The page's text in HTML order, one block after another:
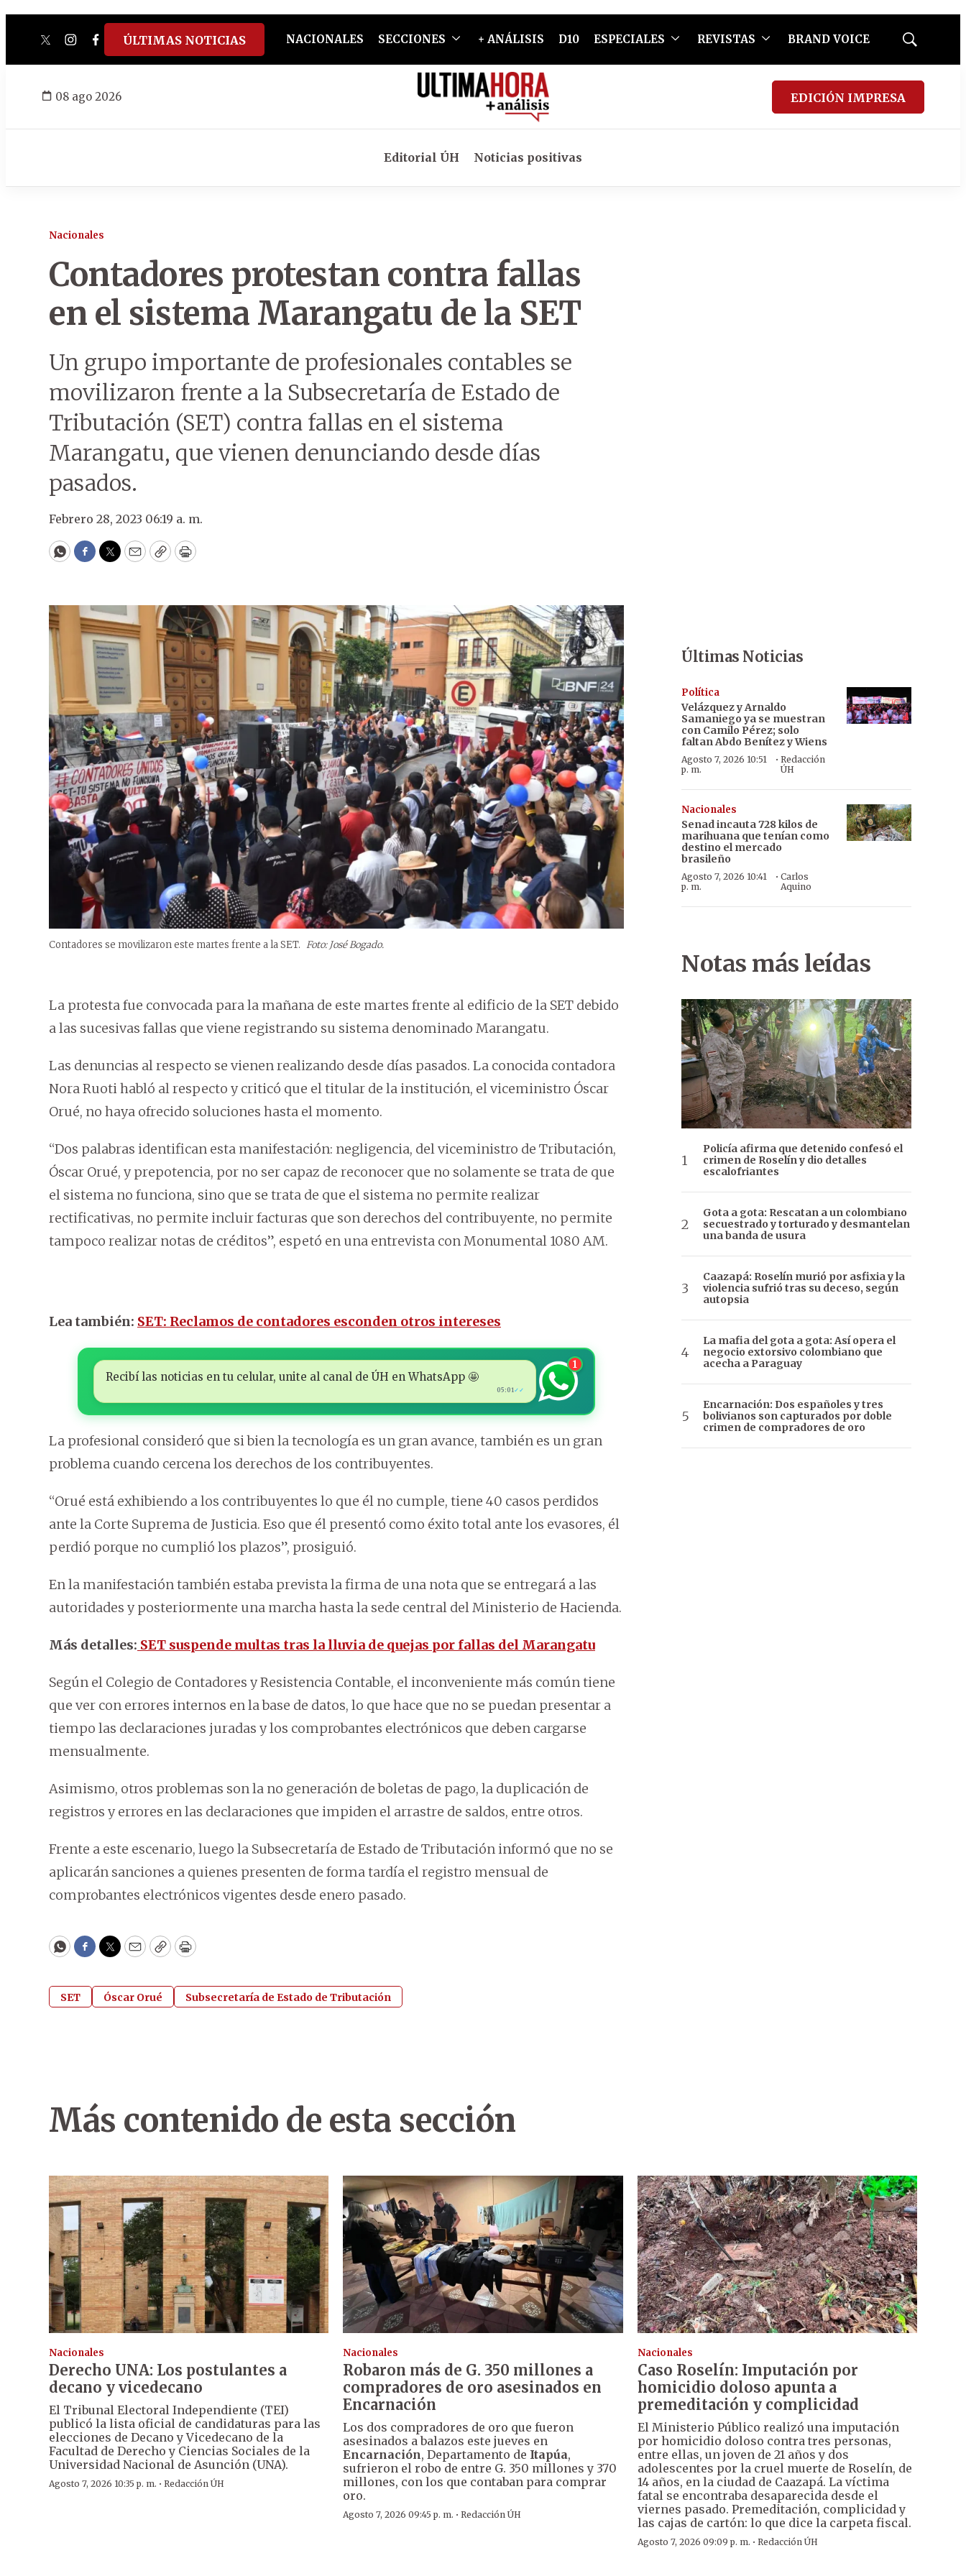
twitterinstagram
facebook
tiktokyoutube
spotify
ÚLTIMAS NOTICIAS NACIONALES SECCIONES + ANÁLISIS D10 ESPECIALES REVISTAS BRAND VOICE
Mostrar
08 ago 2026 EDICIÓN IMPRESA
Editorial ÚH Noticias positivas
Nacionales
Contadores protestan contra fallas
en el sistema Marangatu de la SET
Un grupo importante de profesionales contables se
movilizaron frente a la Subsecretaría de Estado de
Tributación (SET) contra fallas en el sistema
Marangatu, que vienen denunciando desde días
pasados.
Febrero 28, 2023 06:19 a. m.
WhatsApp
Facebook
Twitter
EmailCopyPrint
Contadores se movilizaron este martes frente a la SET. Foto: José Bogado.
La protesta fue convocada para la mañana de este martes frente al edificio de la SET debido
a las sucesivas fallas que viene registrando su sistema denominado Marangatu.
Las denuncias al respecto se vienen realizando desde días pasados. La conocida contadora
Nora Ruoti habló al respecto y criticó que el titular de la institución, el viceministro Óscar
Orué, no haya ofrecido soluciones hasta el momento.
“Dos palabras identifican esta manifestación: negligencia, del viceministro de Tributación,
Óscar Orué, y prepotencia, por no ser capaz de reconocer que no solamente se trata de que
el sistema no funciona, sino que se trata de que el sistema no permite realizar
rectificativas, no permite incluir facturas que son derechos del contribuyente, no permite
tampoco realizar notas de créditos”, espetó en una entrevista con Monumental 1080 AM.
Lea también: SET: Reclamos de contadores esconden otros intereses
Recibí las noticias en tu celular, unite al canal de ÚH en WhatsApp 🤩
05:01✓✓
1
La profesional consideró que si bien la tecnología es un gran avance, también es un gran
problema cuando cercena los derechos de los contribuyentes.
“Orué está exhibiendo a los contribuyentes lo que él no cumple, tiene 40 casos perdidos
ante la Corte Suprema de Justicia. Eso que él presentó como éxito total ante los evasores, él
perdió porque no cumplió los plazos”, prosiguió.
En la manifestación también estaba prevista la firma de una nota que se entregará a las
autoridades y posteriormente una marcha hasta la sede central del Ministerio de Hacienda.
Más detalles: SET suspende multas tras la lluvia de quejas por fallas del Marangatu
Según el Colegio de Contadores y Resistencia Contable, el inconveniente más común tiene
que ver con errores internos en la base de datos, lo que hace que no se puedan presentar a
tiempo las declaraciones juradas y los comprobantes electrónicos que deben cargarse
mensualmente.
Asimismo, otros problemas son la no generación de boletas de pago, la duplicación de
registros y errores en las declaraciones que impiden el arrastre de saldos, entre otros.
Frente a este escenario, luego la Subsecretaría de Estado de Tributación informó que no se
aplicarán sanciones a quienes presenten de forma tardía el registro mensual de
comprobantes electrónicos vigentes desde enero pasado.
WhatsApp
Facebook
Twitter
EmailCopyPrint
SET Óscar Orué Subsecretaría de Estado de Tributación
Últimas Noticias
Política
Velázquez y Arnaldo
Samaniego ya se muestran
con Camilo Pérez; solo
faltan Abdo Benítez y Wiens
Agosto 7, 2026 10:51
p. m.
·Redacción
ÚH
Nacionales
Senad incauta 728 kilos de
marihuana que tenían como
destino el mercado
brasileño
Agosto 7, 2026 10:41
p. m.
· Carlos
Aquino
Notas más leídas
Policía afirma que detenido confesó el
crimen de Roselín y dio detalles
escalofriantes
Gota a gota: Rescatan a un colombiano
secuestrado y torturado y desmantelan
una banda de usura
Caazapá: Roselín murió por asfixia y la
violencia sufrió tras su deceso, según
autopsia
La mafia del gota a gota: Así opera el
negocio extorsivo colombiano que
acecha a Paraguay
Encarnación: Dos españoles y tres
bolivianos son capturados por doble
crimen de compradores de oro
Más contenido de esta sección
Nacionales
Derecho UNA: Los postulantes a
decano y vicedecano
El Tribunal Electoral Independiente (TEI)
publicó la lista oficial de candidaturas para las
elecciones de Decano y Vicedecano de la
Facultad de Derecho y Ciencias Sociales de la
Universidad Nacional de Asunción (UNA).
Agosto 7, 2026 10:35 p. m. · Redacción ÚH
Nacionales
Robaron más de G. 350 millones a
compradores de oro asesinados en
Encarnación
Los dos compradores de oro que fueron
asesinados a balazos este jueves en
Encarnación, Departamento de Itapúa,
sufrieron el robo de entre G. 350 millones y 370
millones, con los que contaban para comprar
oro.
Agosto 7, 2026 09:45 p. m. ·Redacción ÚH
Nacionales
Caso Roselín: Imputación por
homicidio doloso apunta a
premeditación y complicidad
El Ministerio Público realizó una imputación
por homicidio doloso contra tres personas,
entre ellas, un joven de 21 años y dos
adolescentes por la cruel muerte de Roselín, de
14 años, en la ciudad de Caazapá. La víctima
fatal se encontraba desaparecida desde el
viernes pasado. Premeditación, complicidad y
las cajas de cartón: lo que dice la carpeta fiscal.
Agosto 7, 2026 09:09 p. m. · Redacción ÚH